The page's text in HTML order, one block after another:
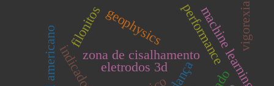
zona de cisalhamento
filonitos
dança
performance
machine learning
geophysics
eletrodos 3d
vigorexia